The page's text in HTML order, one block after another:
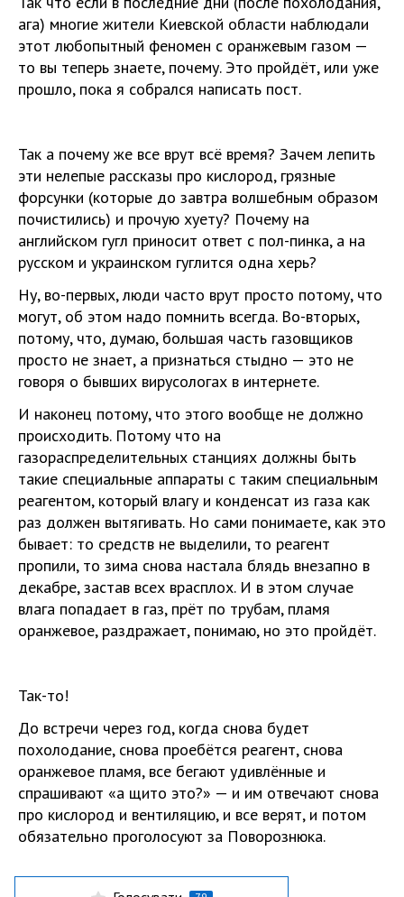
ага) многие жители Киевской области наблюдали
этот любопытный феномен с оранжевым газом —
то вы теперь знаете, почему. Это пройдёт, или уже
прошло, пока я собрался написать пост.
Так а почему же все врут всё время? Зачем лепить
эти нелепые рассказы про кислород, грязные
форсунки (которые до завтра волшебным образом
почистились) и прочую хуету? Почему на
английском гугл приносит ответ с пол-пинка, а на
русском и украинском гуглится одна херь?
Ну, во-первых, люди часто врут просто потому, что
могут, об этом надо помнить всегда. Во-вторых,
потому, что, думаю, большая часть газовщиков
просто не знает, а признаться стыдно — это не
говоря о бывших вирусологах в интернете.
И наконец потому, что этого вообще не должно
происходить. Потому что на
газораспределительных станциях должны быть
такие специальные аппараты с таким специальным
реагентом, который влагу и конденсат из газа как
раз должен вытягивать. Но сами понимаете, как это
бывает: то средств не выделили, то реагент
пропили, то зима снова настала блядь внезапно в
декабре, застав всех врасплох. И в этом случае
влага попадает в газ, прёт по трубам, пламя
оранжевое, раздражает, понимаю, но это пройдёт.
Так-то!
До встречи через год, когда снова будет
похолодание, снова проебётся реагент, снова
оранжевое пламя, все бегают удивлённые и
спрашивают «а щито это?» — и им отвечают снова
про кислород и вентиляцию, и все верят, и потом
обязательно проголосуют за Поворознюка.